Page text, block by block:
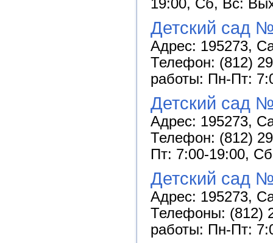
19:00, Сб, Вс:
Детский сад
Адрес: 195273,
Телефон: (812)
работы: Пн-Пт:
Детский сад
Адрес: 195273,
Телефон: (812)
Пт: 7:00-19:00,
Детский сад
Адрес: 195273,
Телефоны: (812)
работы: Пн-Пт: